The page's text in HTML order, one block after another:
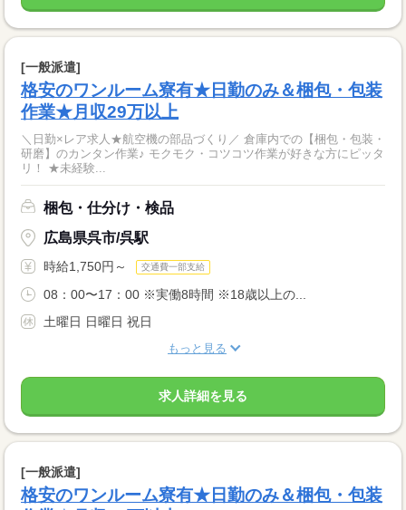
[一般派遣]
格安のワンルーム寮有★日勤のみ＆梱包・包装
作業★月収29万以上
＼日勤×レア求人★航空機の部品づくり／ 倉庫内での【梱包・包装・
研磨】のカンタン作業♪ モクモク・コツコツ作業が好きな方にピッタ
リ！ ★未経験...
梱包・仕分け・検品
広島県呉市/呉駅
時給1,750円～ 交通費一部支給
08：00〜17：00 ※実働8時間 ※18歳以上の...
土曜日 日曜日 祝日
もっと見る
求人詳細を見る
[一般派遣]
格安のワンルーム寮有★日勤のみ＆梱包・包装